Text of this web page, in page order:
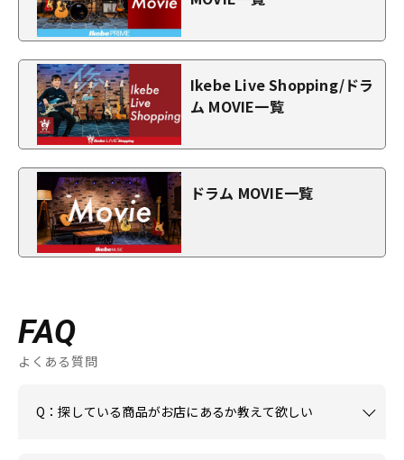
Ikebe Live Shopping/ドラ
ム MOVIE一覧
ドラム MOVIE一覧
FAQ
よくある質問
Q：探している商品がお店にあるか教えて欲しい